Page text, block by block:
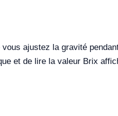
ajustez la gravité
et de lire la valeur Brix